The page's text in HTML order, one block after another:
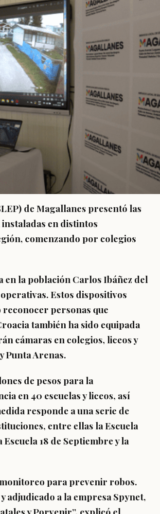
de Magallanes presentó las
en distintos
comenzando por colegios
en la población Carlos Ibáñez del
Estos dispositivos
personas que
también ha sido equipada
cámaras en colegios, liceos y
Punta Arenas.
de pesos para la
en 40 escuelas y liceos, así
responde a una serie de
entre ellas la Escuela
18 de Septiembre y la
para prevenir robos.
adjudicado a la empresa Spynet,